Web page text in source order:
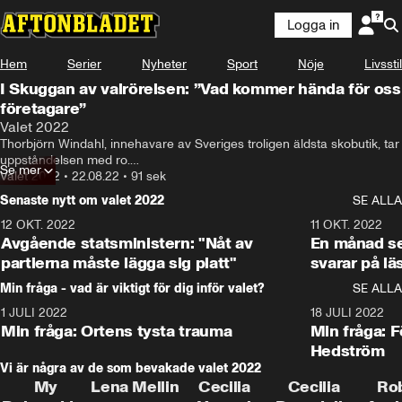
Logga in
Hem Serier Nyheter Sport Nöje Livsstil
I Skuggan av valrörelsen: ”Vad kommer hända för oss
företagare”
Valet 2022
Thorbjörn Windahl, innehavare av Sveriges troligen äldsta skobutik, tar
uppståndelsen med ro.
Magdalena Andersson, på besök här i Gävle, passerar på gatan med
sitt följe av livvakter och assistenter och lokala journalister och barn
som vill ta selfies.
Valet 2022 • 22.08.22 • 91 sek
Se mer
Senaste nytt om valet 2022
SE ALLA
12 OKT. 2022
Avgående statsministern: "Nåt av
partierna måste lägga sig platt"
11 OKT. 2022
En månad
svarar på
Min fråga - vad är viktigt för dig inför valet?
SE ALLA
1 JULI 2022
Min fråga: Ortens tysta trauma
18 JULI 2022
Min fråga:
Hedström
Vi är några av de som bevakade valet 2022
My
Lena Mellin
Cecilia
Cecilia